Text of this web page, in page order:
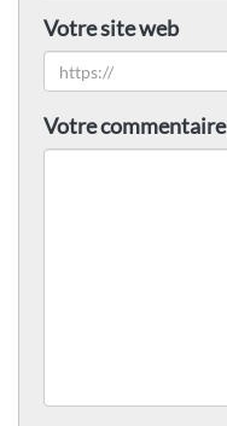
Votre site web
Votre commentaire